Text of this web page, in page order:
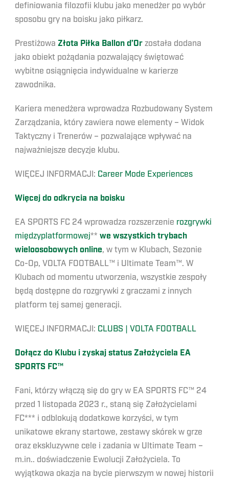
definiowania filozofii klubu jako menedżer po wybór
sposobu gry na boisku jako piłkarz.
Prestiżowa Złota Piłka Ballon d’Or została dodana
jako obiekt pożądania pozwalający świętować
wybitne osiągnięcia indywidualne w karierze
zawodnika.
Kariera menedżera wprowadza Rozbudowany System
Zarządzania, który zawiera nowe elementy – Widok
Taktyczny i Trenerów – pozwalające wpływać na
najważniejsze decyzje klubu.
WIĘCEJ INFORMACJI: Career Mode Experiences
Więcej do odkrycia na boisku
EA SPORTS FC 24 wprowadza rozszerzenie rozgrywki
międzyplatformowej** we wszystkich trybach
wieloosobowych online, w tym w Klubach, Sezonie
Co-Op, VOLTA FOOTBALL™ i Ultimate Team™. W
Klubach od momentu utworzenia, wszystkie zespoły
będą dostępne do rozgrywki z graczami z innych
platform tej samej generacji.
WIĘCEJ INFORMACJI: CLUBS | VOLTA FOOTBALL
Dołącz do Klubu i zyskaj status Założyciela EA
SPORTS FC™
Fani, którzy włączą się do gry w EA SPORTS FC™ 24
przed 1 listopada 2023 r., staną się Założycielami
FC*** i odblokują dodatkowe korzyści, w tym
unikatowe ekrany startowe, zestawy skórek w grze
oraz ekskluzywne cele i zadania w Ultimate Team –
m.in.. doświadczenie Ewolucji Założyciela. To
wyjątkowa okazja na bycie pierwszym w nowej historii